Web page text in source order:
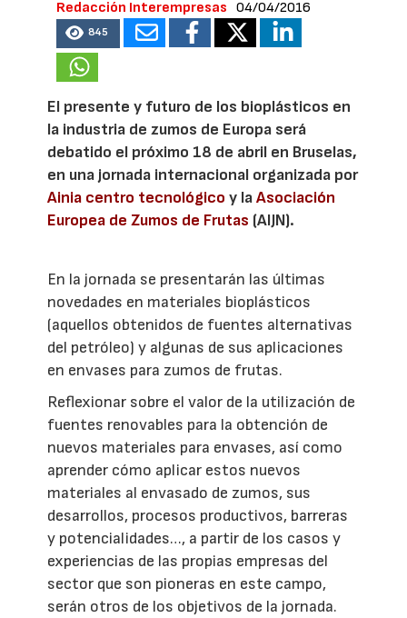
Redacción Interempresas 04/04/2016
845
El presente y futuro de los bioplásticos en
la industria de zumos de Europa será
debatido el próximo 18 de abril en Bruselas,
en una jornada internacional organizada por
Ainia centro tecnológico y laAsociación
Europea de Zumos de Frutas (AIJN).
En la jornada se presentarán las últimas
novedades en materiales bioplásticos
(aquellos obtenidos de fuentes alternativas
del petróleo) y algunas de sus aplicaciones
en envases para zumos de frutas.
Reflexionar sobre el valor de la utilización de
fuentes renovables para la obtención de
nuevos materiales para envases, así como
aprender cómo aplicar estos nuevos
materiales al envasado de zumos, sus
desarrollos, procesos productivos, barreras
y potencialidades…, a partir de los casos y
experiencias de las propias empresas del
sector que son pioneras en este campo,
serán otros de los objetivos de la jornada.